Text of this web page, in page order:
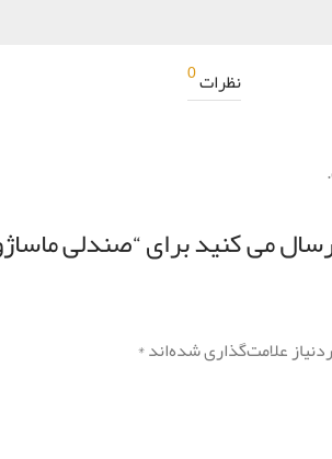
نظرات0
علامت‌گذاری شده‌اند*